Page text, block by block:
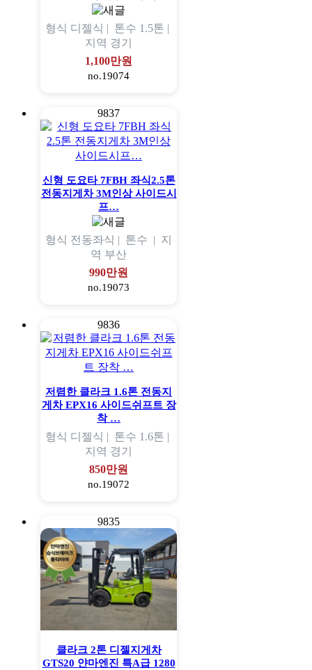
형식 디젤식 | 톤수 1.5톤 |
지역 경기
1,100만원
no.19074
9837
신형 도요타 7FBH 좌식2.5톤
전동지게차 3M인상 사이드시
프…
형식 전동좌식 | 톤수 | 지
역 부산
990만원
no.19073
9836
저렴한 클라크 1.6톤 전동지
게차 EPX16 사이드쉬프트 장
착 …
형식 디젤식 | 톤수 1.6톤 |
지역 경기
850만원
no.19072
9835
클라크 2톤 디젤지게차
GTS20 얀마엔진 특A급 1280